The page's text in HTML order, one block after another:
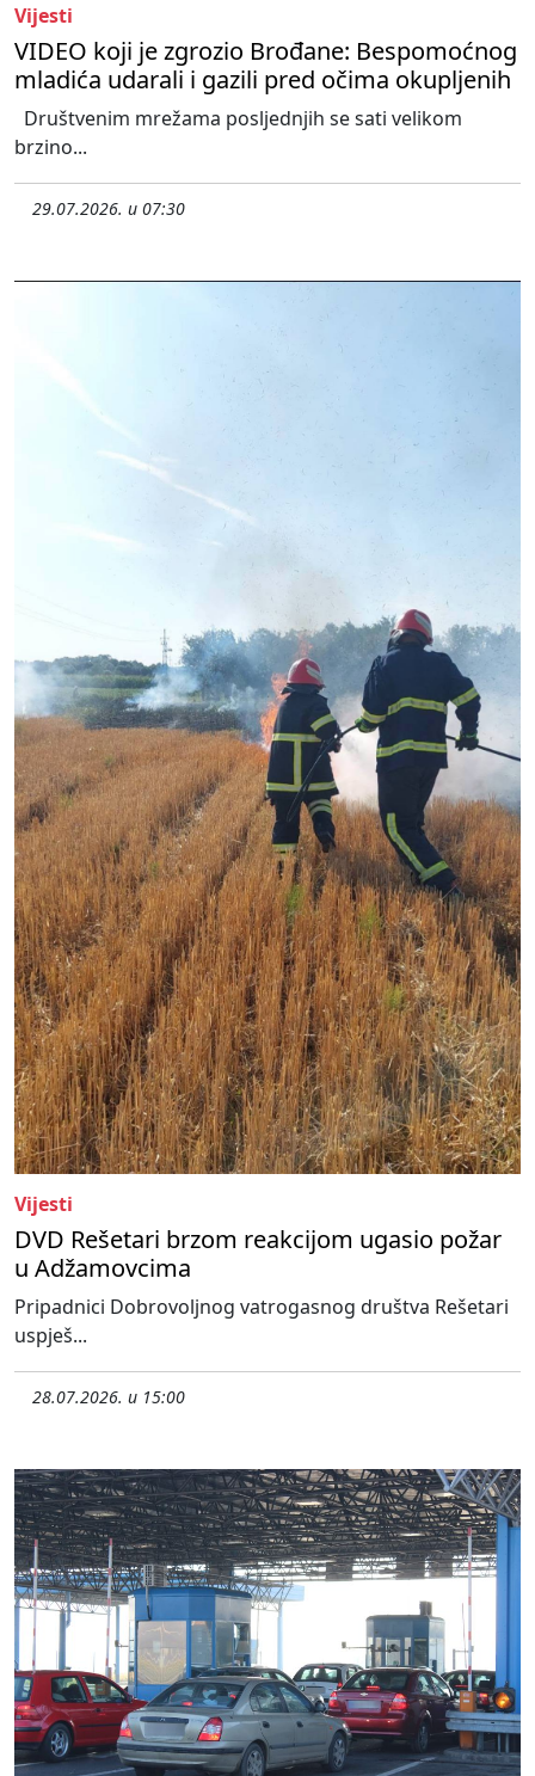
Vijesti
VIDEO koji je zgrozio Brođane: Bespomoćnog
mladića udarali i gazili pred očima okupljenih
Društvenim mrežama posljednjih se sati velikom
brzino...
29.07.2026. u 07:30
Vijesti
DVD Rešetari brzom reakcijom ugasio požar
u Adžamovcima
Pripadnici Dobrovoljnog vatrogasnog društva Rešetari
uspješ...
28.07.2026. u 15:00